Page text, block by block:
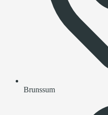
Brunssum